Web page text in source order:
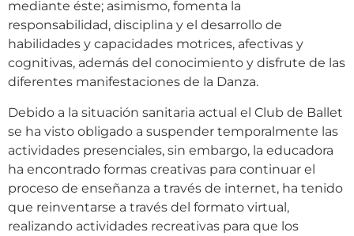
mediante éste; asimismo, fomenta la
responsabilidad, disciplina y el desarrollo de
habilidades y capacidades motrices, afectivas y
cognitivas, además del conocimiento y disfrute de las
diferentes manifestaciones de la Danza.
Debido a la situación sanitaria actual el Club de Ballet
se ha visto obligado a suspender temporalmente las
actividades presenciales, sin embargo, la educadora
ha encontrado formas creativas para continuar el
proceso de enseñanza a través de internet, ha tenido
que reinventarse a través del formato virtual,
realizando actividades recreativas para que los